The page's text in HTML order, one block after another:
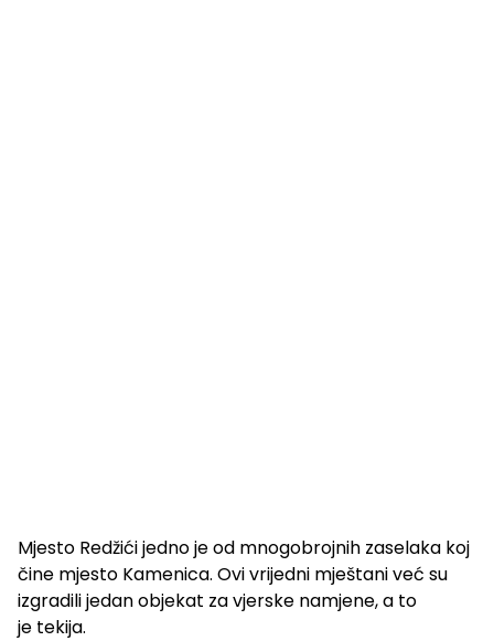
Mjesto Redžići jedno je od mnogobrojnih zaselaka koj
čine mjesto Kamenica. Ovi vrijedni mještani već su
izgradili jedan objekat za vjerske namjene, a to
je tekija.